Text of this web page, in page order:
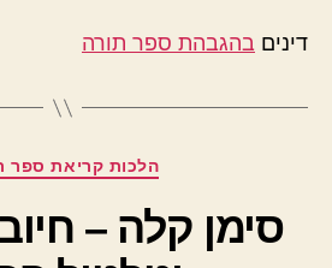
דינים בהגבהת ספר תורה
הלכות קריאת ספר
סימן קלה –